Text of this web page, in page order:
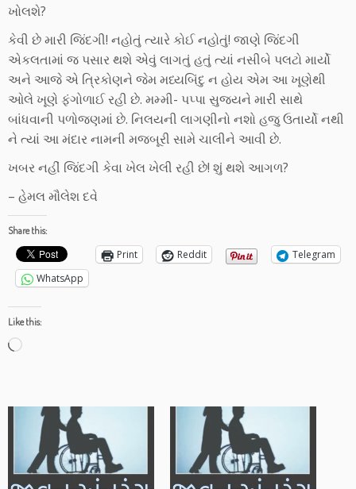
ખોલશે?
કેવી છે મારી જિંદગી! નહોતું ત્યારે કોઈ નહોતું! જાણે જિંદગી
એકલતામાં જ પસાર થશે એવું લાગતું હતું ત્યાં નસીબે પલટો માર્યો
અને આજે એ ત્રિકોણને જેમ મધ્યબિંદુ ન હોય એમ આ ખૂણેથી
ઓલે ખૂણે ફંગોળાઈ રહી છે. મમ્મી- પપ્પા સુજયને મારી સાથે
બાંધવાની પળોજણમાં છે. નિલયની લાગણીનો નશો હજુ ઉતાર્યો નથી
ને ત્યાં આ મંદાર નામની મજબૂરી સામે ચાલીને આવી છે.
ખબર નહીં જિંદગી કેવા ખેલ ખેલી રહી છે! શું થશે આગળ?
– હેમલ મૌલેશ દવે
Share this:
Print Reddit
Telegram
WhatsApp
Like this:
Loading…